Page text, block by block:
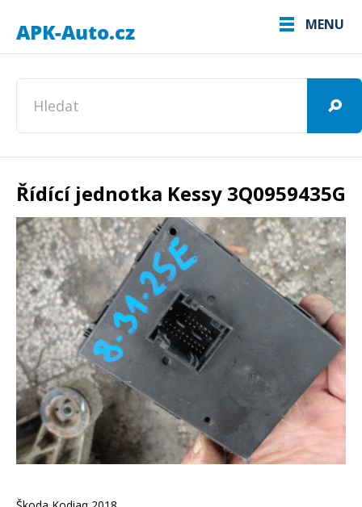
MENU
Řídící jednotka Kessy 3Q0959435G